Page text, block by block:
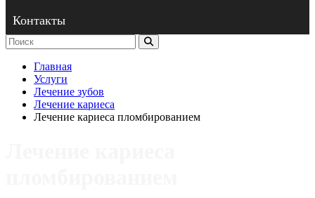
Контакты
Главная
Услуги
Лечение зубов
Лечение кариеса
Лечение кариеса пломбированием